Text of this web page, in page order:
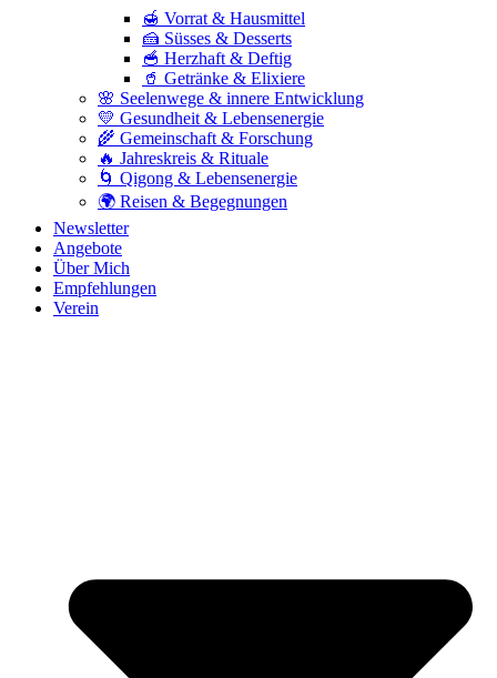
🍯 Vorrat & Hausmittel
🍰 Süsses & Desserts
🥣 Herzhaft & Deftig
🥤 Getränke & Elixiere
🌸 Seelenwege & innere Entwicklung
💛 Gesundheit & Lebensenergie
🌾 Gemeinschaft & Forschung
🔥 Jahreskreis & Rituale
🌀 Qigong & Lebensenergie
🌍 Reisen & Begegnungen
Newsletter
Angebote
Über Mich
Empfehlungen
Verein